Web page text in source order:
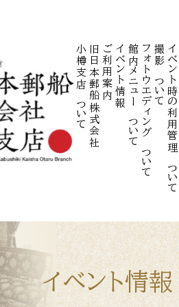
旧日本郵船株式会社
小樽支店について ご利用案内イベント情報 フォトウエディングについて
館内メニューについて イベント時の利用管理について
撮影について
イベント情報